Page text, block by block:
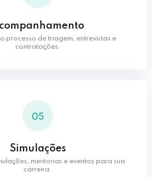
processo de triagem, entrevistas e
contratações.
05
Simulações
mentorias e eventos para sua
carreira.